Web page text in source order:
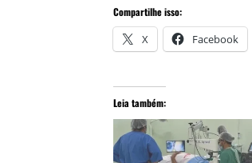
Compartilhe isso:
X Facebook
Leia também: